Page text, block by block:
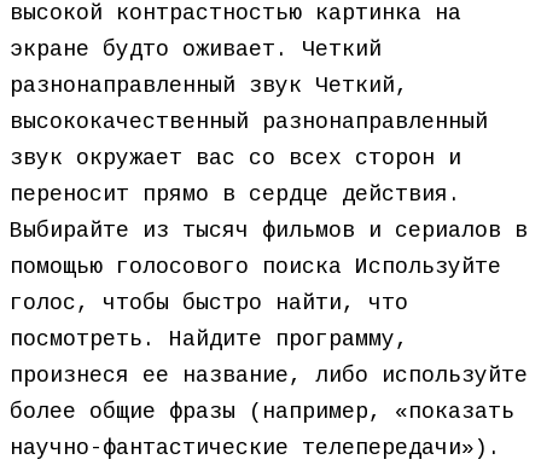
высокой контрастностью картинка на
экране будто оживает. Четкий
разнонаправленный звук Четкий,
высококачественный разнонаправленный
звук окружает вас со всех сторон и
переносит прямо в сердце действия.
Выбирайте из тысяч фильмов и сериалов в
помощью голосового поиска Используйте
голос, чтобы быстро найти, что
посмотреть. Найдите программу,
произнеся ее название, либо используйте
более общие фразы (например, «показать
научно-фантастические телепередачи»).